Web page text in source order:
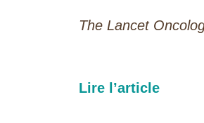
The Lancet
Lire l’article